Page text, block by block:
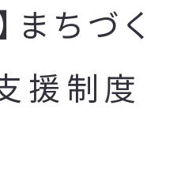
まちづく
援制度